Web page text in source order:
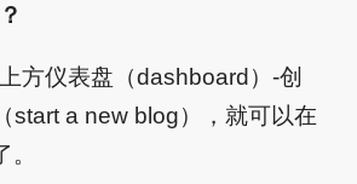
方仪表盘（dashboard）-创
start a new blog），就可以在